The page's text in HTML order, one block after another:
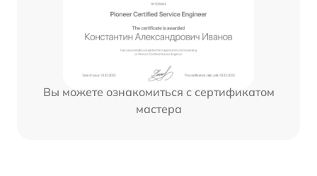
Вы можете ознакомиться с сертификатом
мастера